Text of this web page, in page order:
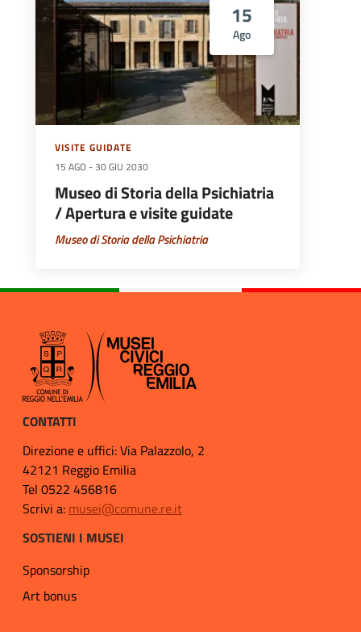
15
Ago
VISITE GUIDATE
15 AGO -30 GIU 2030
Museo di Storia della Psichiatria
/ Apertura e visite guidate
Museo di Storia della Psichiatria
CONTATTI
Direzione e uffici: Via Palazzolo, 2
42121 Reggio Emilia
Tel 0522 456816
Scrivi a: musei@comune.re.it
SOSTIENI I MUSEI
Sponsorship
Art bonus